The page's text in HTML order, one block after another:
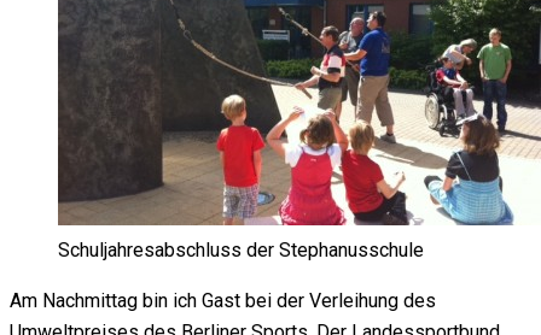
Schuljahresabschluss der Stephanusschule
Am Nachmittag bin ich Gast bei der Verleihung des